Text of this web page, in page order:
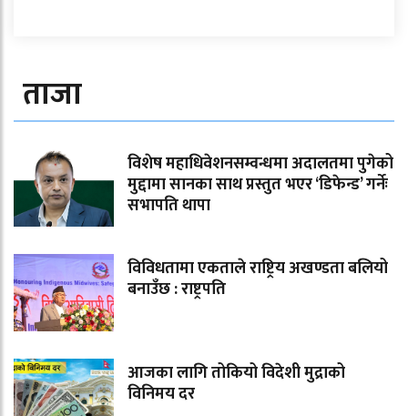
ताजा
विशेष महाधिवेशनसम्वन्धमा अदालतमा पुगेको
मुद्दामा सानका साथ प्रस्तुत भएर ‘डिफेन्ड’ गर्नेः
सभापति थापा
विविधतामा एकताले राष्ट्रिय अखण्डता बलियो
बनाउँछ : राष्ट्रपति
आजका लागि तोकियो विदेशी मुद्राको
विनिमय दर